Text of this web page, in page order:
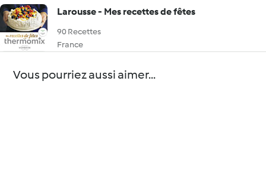
Larousse - Mes recettes de fêtes
90 Recettes
France
Vous pourriez aussi aimer...